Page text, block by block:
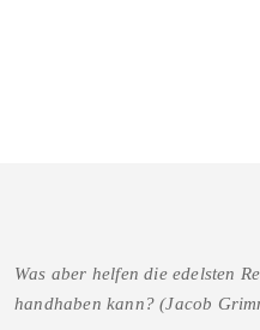
Was aber helfen die edelsten
handhaben kann? (Jacob